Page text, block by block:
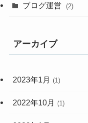
ブログ運営 (2)
アーカイブ
2023年1月 (1)
2022年10月 (1)